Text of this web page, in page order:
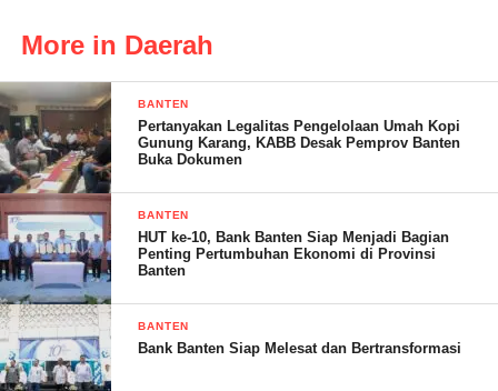
merupakan rumah milik Enjun warga Desa Mendung
tersebut saat tertimpa dalam kondisi didalam rumah akan tetapi
beruntung dalam kejadian tersebut tidak ada korban jiwa,” Saat
kejadian rumah tertimpa pohon tumbang tersebut penghuni
sedang berada di ruang depan, beruntung yang tertimpa pohon
tumbang hanya ruang bagian dapur saja,” jelasnya.
More in Daerah
BANTEN
Pertanyakan Legalitas Pengelolaan Umah Kopi
Gunung Karang, KABB Desak Pemprov Banten
Buka Dokumen
BANTEN
HUT ke-10, Bank Banten Siap Menjadi Bagian
Penting Pertumbuhan Ekonomi di Provinsi
Banten
BANTEN
Bank Banten Siap Melesat dan Bertransformasi